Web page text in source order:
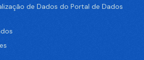
de Dados do Portal de Dados